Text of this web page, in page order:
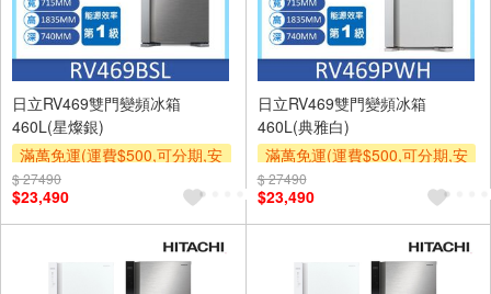
日立RV469雙門變頻冰箱
460L(星燦銀)
滿萬免運(運費$500,可分期,安
裝跨區費另計,單品未滿1萬元
及使用6期以上分期0利率,需付
基本安裝運費)
$ 27490
$23,490
日立RV469雙門變頻冰箱
460L(典雅白)
滿萬免運(運費$500,可分期,安
裝跨區費另計,單品未滿1萬元
及使用6期以上分期0利率,需付
基本安裝運費)
$ 27490
$23,490